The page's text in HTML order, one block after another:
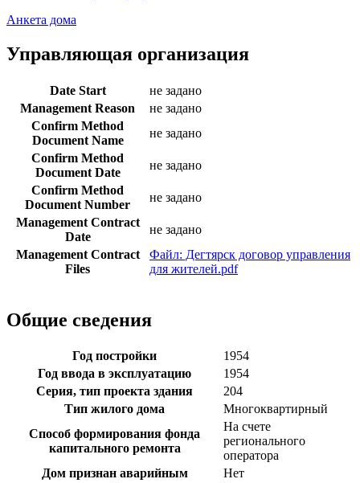
Анкета дома
Управляющая организация
Date Start
не задано
Management Reason
не задано
Confirm Method
Document Name
не задано
Confirm Method
Document Date
не задано
Confirm Method
Document Number
не задано
Management Contract
Date
не задано
Management Contract
Files
Файл: Дегтярск договор управления
для жителей.pdf
Общие сведения
Год постройки
1954
Год ввода в эксплуатацию
1954
Серия, тип проекта здания
204
Тип жилого дома
Многоквартирный
Способ формирования фонда
капитального ремонта
На счете
регионального
оператора
Дом признан аварийным
Нет